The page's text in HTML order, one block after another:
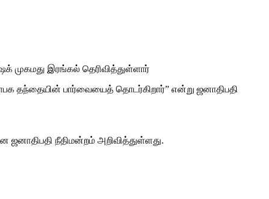
முகமது இரங்கல் தெரிவித்துள்ளார்
தந்தையின் பார்வையைத் தொடர்கிறார்” என்று ஜனாதிபதி
ஜனாதிபதி நீதிமன்றம் அறிவித்துள்ளது.